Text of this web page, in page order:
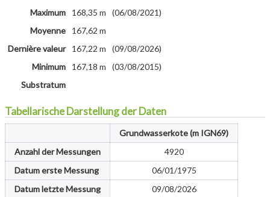
Maximum
168,35 m
(06/08/2021)
Moyenne
167,62 m
Dernière valeur
167,22 m
(09/08/2026)
Minimum
167,18 m
(03/08/2015)
Substratum
Tabellarische Darstellung der Daten
Grundwasserkote (m IGN69)
Anzahl der Messungen
4920
Datum erste Messung
06/01/1975
Datum letzte Messung
09/08/2026